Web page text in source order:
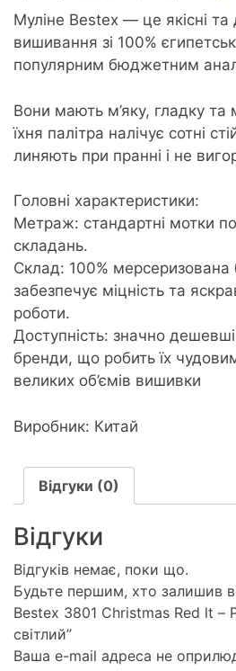
Red
-
Різдв'яний
світлий
кількість
Муліне Bestex — це якісні та
вишивання зі 100%
популярним бюджетним
Вони мають м’яку, гладку та
їхня палітра налічує сотні
линяють при пранні і не
Головні характеристики:
Метраж: стандартні мотки
складань.
Склад: 100%
забезпечує міцність та
роботи.
Доступність: значно дешевші
бренди, що робить їх
великих об’ємів вишивки
Виробник: Китай
Відгуки (0)
Відгуки
Відгуків немає, поки що.
Будьте першим, хто залишив
Bestex 3801 Christmas Red lt –
світлий”
Ваша e-mail адреса не